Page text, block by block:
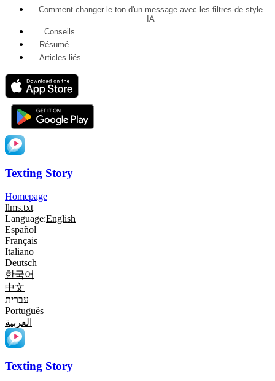
Comment changer le ton d'un message avec les filtres de style
IA
Conseils
Résumé
Articles liés
Texting Story
Homepage
llms.txt
Language:English
Español
Français
Italiano
Deutsch
한국어
中文
עברית
Português
العربية
Texting Story